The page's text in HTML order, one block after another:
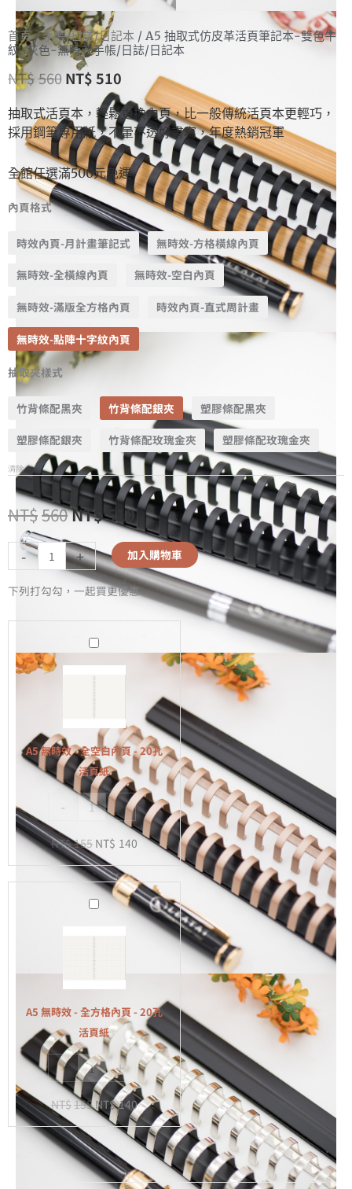
首頁/手帳/日誌/日記本 / A5 抽取式仿皮革活頁筆記本-雙色牛
紋-灰色-無時效手帳/日誌/日記本
NT$560 NT$510
抽取式活頁本，輕鬆更換內頁，比一般傳統活頁本更輕巧，
採用鋼筆專用紙，不暈不透好書寫，年度熱銷冠軍
全館任選滿500元免運
內頁格式
時效內頁-月計畫筆記式 無時效-方格橫線內頁
無時效-全橫線內頁 無時效-空白內頁
無時效-滿版全方格內頁 時效內頁-直式周計畫
無時效-點陣十字紋內頁
抽取夾樣式
竹背條配黑夾 竹背條配銀夾 塑膠條配黑夾
塑膠條配銀夾 竹背條配玫瑰金夾 塑膠條配玫瑰金夾
清除
NT$560NT$510
- + 加入購物車
下列打勾勾，一起買更優惠
A5
無
效
全
空
白
內
-
20
孔
活
A5 無時效 - 全空白內頁 - 20孔
活頁紙
- +
NT$155 NT$ 140
A5
效
-
全
方
內
頁
-
孔
活
A5 無時效 - 全方格內頁 - 20孔
活頁紙
- +
NT$155NT$140